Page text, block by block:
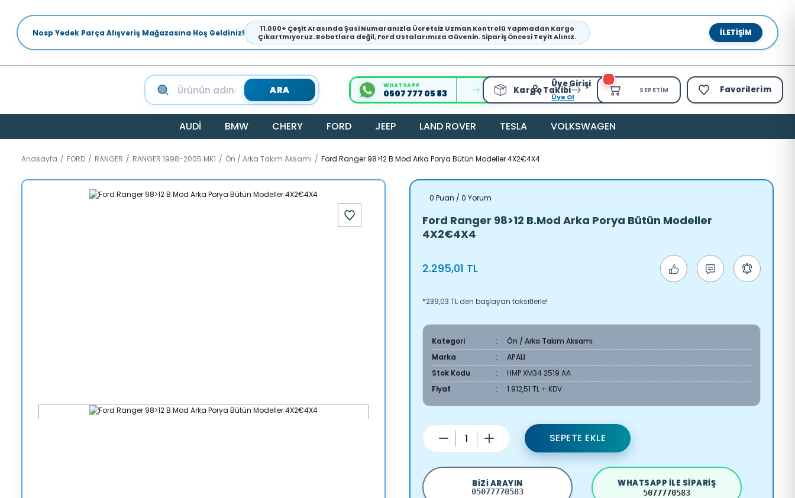
Nosp Yedek Parça Alışveriş Mağazasına Hoş Geldiniz!
11.000+ Çeşit Arasında Şasi Numaranızla Ücretsiz Uzman Kontrolü Yapmadan Kargo
Çıkartmıyoruz. Robotlara değil, Ford Ustalarımıza Güvenin. Sipariş Öncesi Teyit Alınız.
İLETIŞIM
ARA WHATSAPP
0507 777 05 83 Kargo Takibi
Üye Girişi
Üye Ol
SEPETIM Favorilerim
AUDİ BMW CHERY FORD JEEP LAND ROVER TESLA VOLKSWAGEN
Anasayfa FORD RANGER RANGER 1998-2005 MK1 Ön / Arka Takım Aksamı Ford Ranger 98>12 B.Mod Arka Porya Bütün Modeller 4X2€4X4
0 Puan / 0 Yorum
Ford Ranger 98>12 B.Mod Arka Porya Bütün Modeller
4X2€4X4
2.295,01 TL
*239,03 TL den başlayan taksitlerle!
Kategori
Ön / Arka Takım Aksamı
Marka
APALI
Stok Kodu
HMP XM34 2519 AA
Fiyat
1.912,51 TL + KDV
SEPETE EKLE
BIZI ARAYIN
05077770583
WHATSAPP ILE SIPARIŞ
5077770583